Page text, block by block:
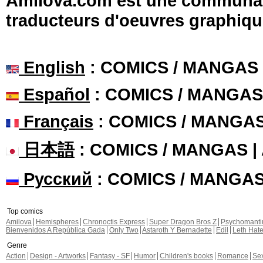
traducteurs d'oeuvres
English : COMICS /
Español : COMICS /
Français : COMICS /
日本語: COMICS / MANGAS |
Русский : COMICS /
Top comics
Amilova
Hemispheres Chronoctis Express Super Dragon Bros Z
Bienvenidos A República Gada Only Two Astaroth Y Bernadette Edil
Leth Hate
Genre
Action
Design - Artworks Fantasy - SF Humor Children's books Romance